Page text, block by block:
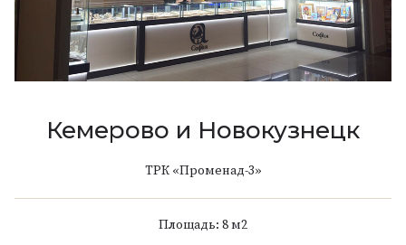
Кемерово и Новокузнецк
ТРК «Променад-3»
Площадь: 8 м2